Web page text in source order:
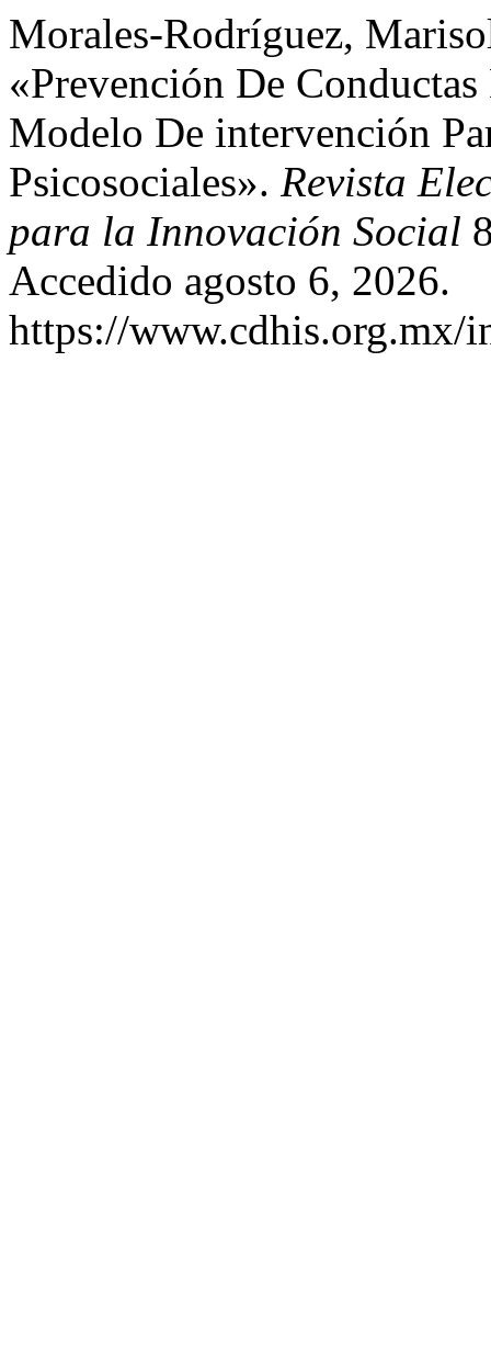
Morales-Rodríguez,
«Prevención De
Modelo De intervención
Psicosociales». Revista
para la Innovación Social
Accedido agosto 6, 2026.
https://www.cdhis.org.mx/